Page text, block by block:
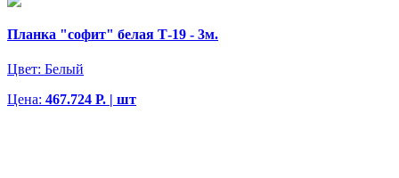
Планка "софит" белая Т-19 - 3м.
Цвет: Белый
Цена: 467.724 Р. | шт